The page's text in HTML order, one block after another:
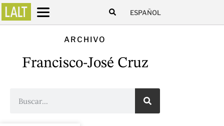
ESPAÑOL
ARCHIVO
Francisco-José Cruz